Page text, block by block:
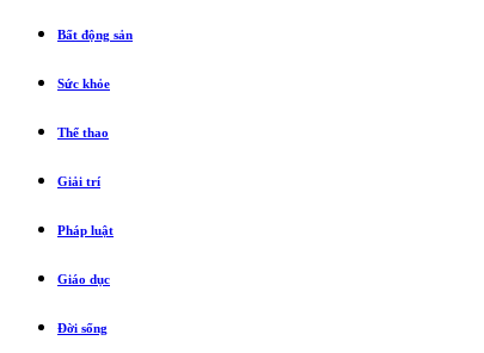
Bất động sản
Sức khỏe
Thể thao
Giải trí
Pháp luật
Giáo dục
Đời sống